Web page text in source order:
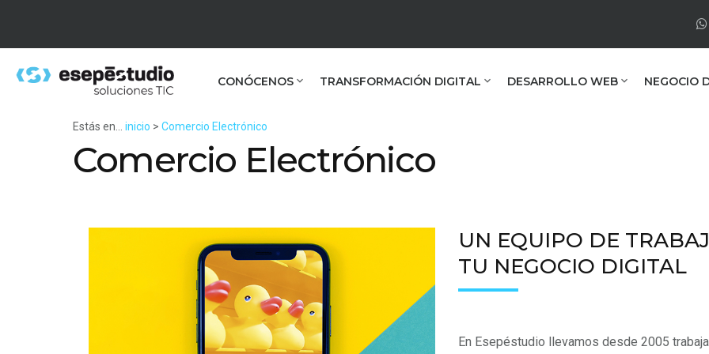
CONÓCENOS TRANSFORMACIÓN DIGITAL DESARROLLO WEB NEGOCIO
Estás en... inicio > Comercio Electrónico
Comercio Electrónico
UN EQUIPO DE
TU NEGOCIO DIGITAL
En Esepéstudio llevamos desde 2005